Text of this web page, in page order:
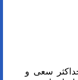
سعی و